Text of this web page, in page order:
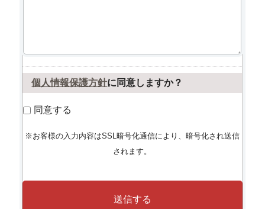
個人情報保護方針に同意しますか？
同意する
※お客様の入力内容はSSL暗号化通信により、暗号化され送信
されます。